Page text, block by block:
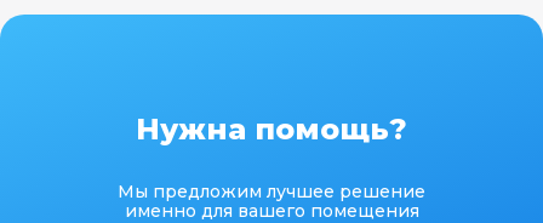
Нужна помощь?
Мы предложим лучшее решение
именно для вашего помещения